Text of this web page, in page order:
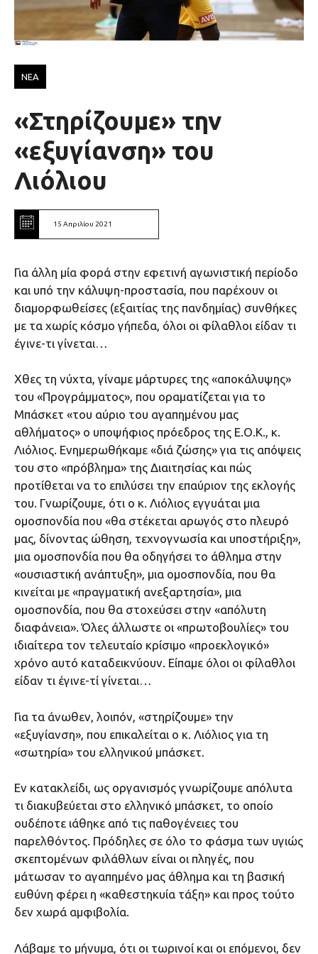
ΝΕΑ
«Στηρίζουμε» την
«εξυγίανση» του
Λιόλιου
15 Απριλίου 2021
Για άλλη μία φορά στην εφετινή αγωνιστική περίοδο
και υπό την κάλυψη-προστασία, που παρέχουν οι
διαμορφωθείσες (εξαιτίας της πανδημίας) συνθήκες
με τα χωρίς κόσμο γήπεδα, όλοι οι φίλαθλοι είδαν τι
έγινε-τι γίνεται…
Χθες τη νύχτα, γίναμε μάρτυρες της «αποκάλυψης»
του «Προγράμματος», που οραματίζεται για το
Μπάσκετ «του αύριο του αγαπημένου μας
αθλήματος» ο υποψήφιος πρόεδρος της Ε.Ο.Κ., κ.
Λιόλιος. Ενημερωθήκαμε «διά ζώσης» για τις απόψεις
του στο «πρόβλημα» της Διαιτησίας και πώς
προτίθεται να το επιλύσει την επαύριον της εκλογής
του. Γνωρίζουμε, ότι ο κ. Λιόλιος εγγυάται μια
ομοσπονδία που «θα στέκεται αρωγός στο πλευρό
μας, δίνοντας ώθηση, τεχνογνωσία και υποστήριξη»,
μια ομοσπονδία που θα οδηγήσει το άθλημα στην
«ουσιαστική ανάπτυξη», μια ομοσπονδία, που θα
κινείται με «πραγματική ανεξαρτησία», μια
ομοσπονδία, που θα στοχεύσει στην «απόλυτη
διαφάνεια». Όλες άλλωστε οι «πρωτοβουλίες» του
ιδιαίτερα τον τελευταίο κρίσιμο «προεκλογικό»
χρόνο αυτό καταδεικνύουν. Είπαμε όλοι οι φίλαθλοι
είδαν τι έγινε-τί γίνεται…
Για τα άνωθεν, λοιπόν, «στηρίζουμε» την
«εξυγίανση», που επικαλείται ο κ. Λιόλιος για τη
«σωτηρία» του ελληνικού μπάσκετ.
Εν κατακλείδι, ως οργανισμός γνωρίζουμε απόλυτα
τι διακυβεύεται στο ελληνικό μπάσκετ, το οποίο
ουδέποτε ιάθηκε από τις παθογένειες του
παρελθόντος. Πρόδηλες σε όλο το φάσμα των υγιώς
σκεπτομένων φιλάθλων είναι οι πληγές, που
μάτωσαν το αγαπημένο μας άθλημα και τη βασική
ευθύνη φέρει η «καθεστηκυία τάξη» και προς τούτο
δεν χωρά αμφιβολία.
Λάβαμε το μήνυμα, ότι οι τωρινοί και οι επόμενοι, δεν